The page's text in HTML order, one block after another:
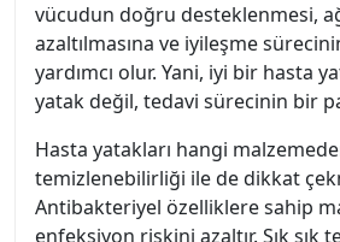
vücudun doğru desteklenmesi,
azaltılmasına ve iyileşme
yardımcı olur. Yani, iyi bir hasta
yatak değil, tedavi sürecinin bir
Hasta yatakları hangi
temizlenebilirliği ile de dikkat
Antibakteriyel özelliklere sahip
enfeksiyon riskini azaltır. Sık sık